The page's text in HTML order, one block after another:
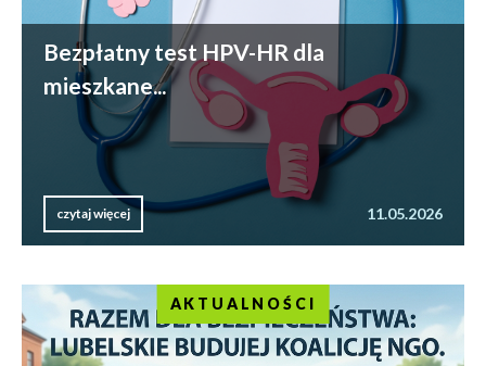
Bezpłatny test HPV-HR dla
mieszkane...
czytaj więcej 11.05.2026
AKTUALNOŚCI